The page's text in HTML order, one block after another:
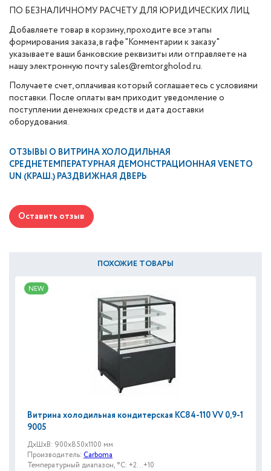
ПО БЕЗНАЛИЧНОМУ РАСЧЕТУ ДЛЯ ЮРИДИЧЕСКИХ ЛИЦ
Добавляете товар в корзину, проходите все этапы
формирования заказа, в гафе "Комментарии к заказу"
указываете ваши банковские реквизиты или отправляете на
нашу электронную почту sales@remtorgholod.ru.
Получаете счет, оплачивая который соглашаетесь с условиями
поставки. После оплаты вам приходит уведомление о
поступлении денежных средств и дата доставки
оборудования.
ОТЗЫВЫ О ВИТРИНА ХОЛОДИЛЬНАЯ
СРЕДНЕТЕМПЕРАТУРНАЯ ДЕМОНСТРАЦИОННАЯ VENETO
UN (КРАШ.) РАЗДВИЖНАЯ ДВЕРЬ
Оставить отзыв
ПОХОЖИЕ ТОВАРЫ
NEW
Витрина холодильная кондитерская KC84-110 VV 0,9-1
9005
ДxШxВ: 900x850x1100 мм
Производитель: Carboma
Температурный диапазон, °C: +2...+10